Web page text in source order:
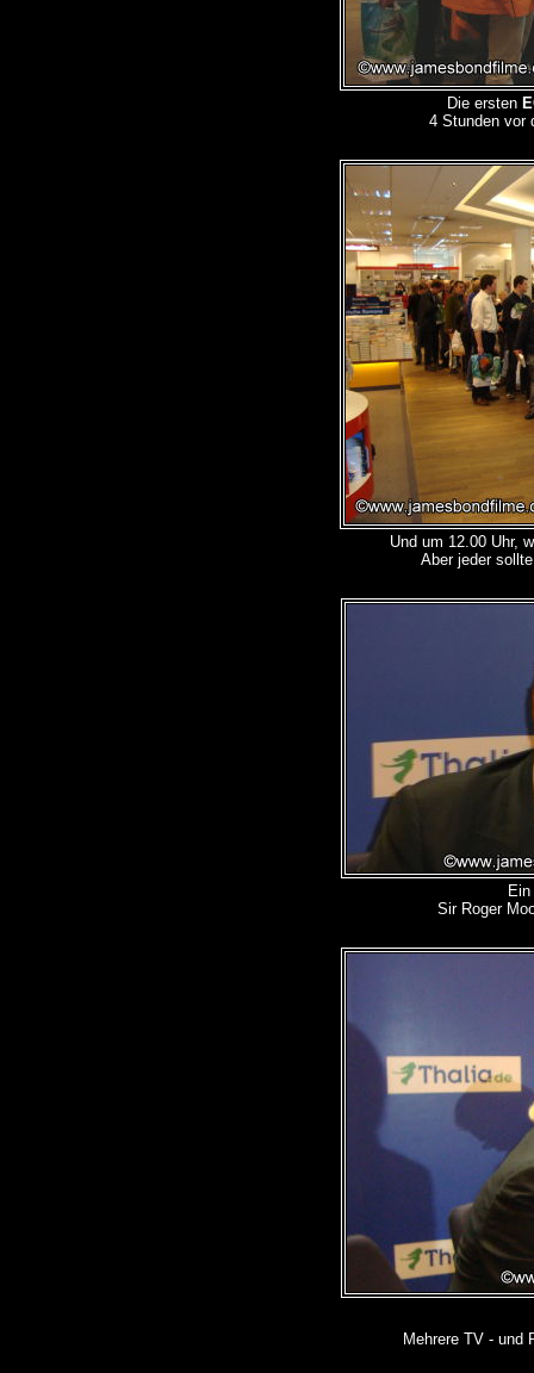
Die ersten
4 Stunden vor
Und um 12.00 Uhr,
Aber jeder
Sir Roger
Mehrere TV - und